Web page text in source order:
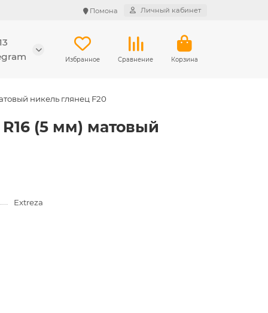
Помона Личный кабинет
Избранное Сравнение Корзина
никель глянец F20
R16 (5 мм) матовый
Extreza